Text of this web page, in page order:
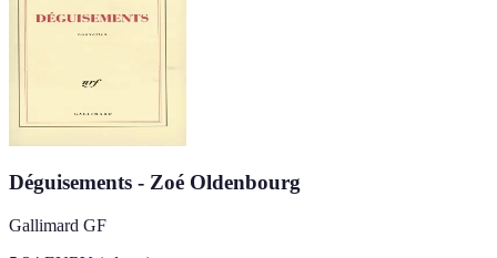
Déguisements - Zoé Oldenbourg
Gallimard GF